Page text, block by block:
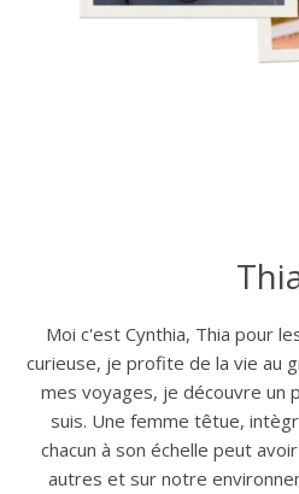
Moi c'est Cynthia, Thia pour
curieuse, je profite de la vie au
mes voyages, je découvre un
suis. Une femme têtue,
chacun à son échelle peut
autres et sur notre